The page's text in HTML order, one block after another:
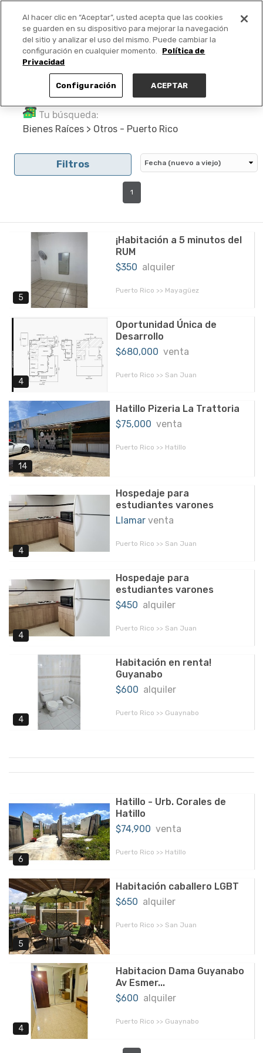
PUBLICA GRATIS +
Tu búsqueda:
Bienes Raíces > Otros - Puerto Rico
Filtros
1
5
¡Habitación a 5 minutos del
RUM
$350 alquiler
Puerto Rico >> Mayagüez
4
Oportunidad Única de
Desarrollo
$680,000 venta
Puerto Rico >> San Juan
14
Hatillo Pizeria La Trattoria
$75,000 venta
Puerto Rico >> Hatillo
4
Hospedaje para
estudiantes varones
Llamar venta
Puerto Rico >> San Juan
4
Hospedaje para
estudiantes varones
$450 alquiler
Puerto Rico >> San Juan
4
Habitación en renta!
Guyanabo
$600 alquiler
Puerto Rico >> Guaynabo
6
Hatillo - Urb. Corales de
Hatillo
$74,900 venta
Puerto Rico >> Hatillo
5
Habitación caballero LGBT
$650 alquiler
Puerto Rico >> San Juan
4
Habitacion Dama Guyanabo
Av Esmer...
$600 alquiler
Puerto Rico >> Guaynabo
Al hacer clic en “Aceptar”, usted acepta que las cookies
se guarden en su dispositivo para mejorar la navegación
del sitio y analizar el uso del mismo. Puede cambiar la
configuración en cualquier momento.
Política de
Privacidad
Configuración ACEPTAR